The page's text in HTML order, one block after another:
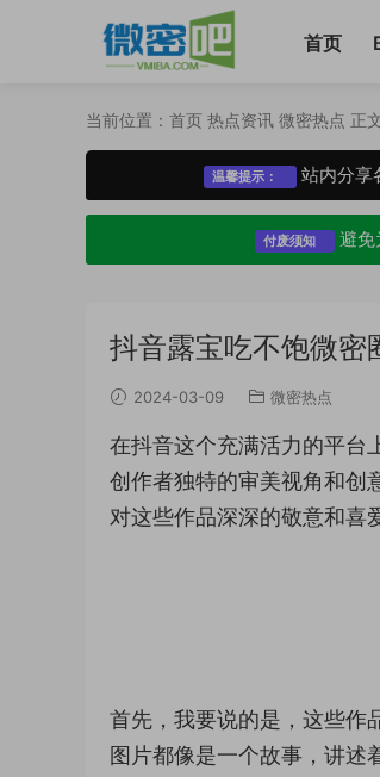
首页
当前位置： 首页 热点资讯 微密热点 正
温馨提示： 站内分享
付废须知 避免
抖音露宝吃不饱微密
2024-03-09 微密热点
在抖音这个充满活力的平台
创作者独特的审美视角和创
对这些作品深深的敬意和喜
首先，我要说的是，这些作
图片都像是一个故事，讲述